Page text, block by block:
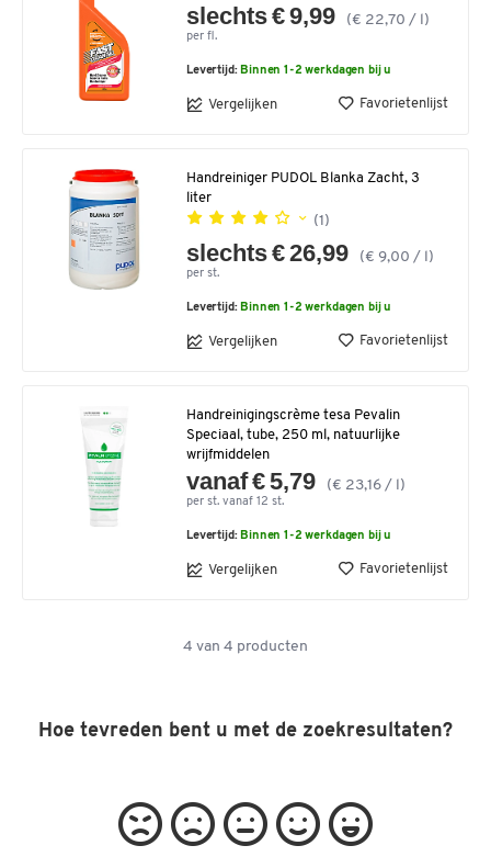
slechts € 9,99 (€ 22,70 / l)
per fl.
Levertijd: Binnen 1-2 werkdagen bij u
Vergelijken Favorietenlijst
Handreiniger PUDOL Blanka Zacht, 3
liter
(1)
slechts € 26,99 (€ 9,00 / l)
per st.
Levertijd: Binnen 1-2 werkdagen bij u
Vergelijken Favorietenlijst
Handreinigingscrème tesa Pevalin
Speciaal, tube, 250 ml, natuurlijke
wrijfmiddelen
vanaf € 5,79 (€ 23,16 / l)
per st. vanaf 12 st.
Levertijd: Binnen 1-2 werkdagen bij u
Vergelijken Favorietenlijst
4 van 4 producten
Hoe tevreden bent u met de zoekresultaten?